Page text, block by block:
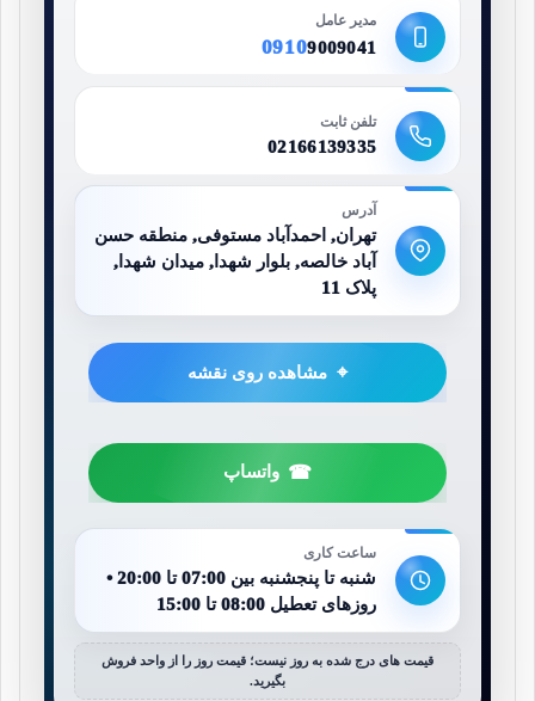
مدیر عامل
09109009041
تلفن ثابت
02166139335
آدرس
تهران, احمدآباد مستوفی, منطقه حسن
آباد خالصه, بلوار شهدا, میدان شهدا,
پلاک 11
مشاهده روی نقشه
واتساپ
ساعت کاری
شنبه تا پنجشنبه بین 07:00 تا 20:00 •
روزهای تعطیل 08:00 تا 15:00
قیمت های درج شده به روز نیست؛ قیمت روز را از واحد فروش
بگیرید.